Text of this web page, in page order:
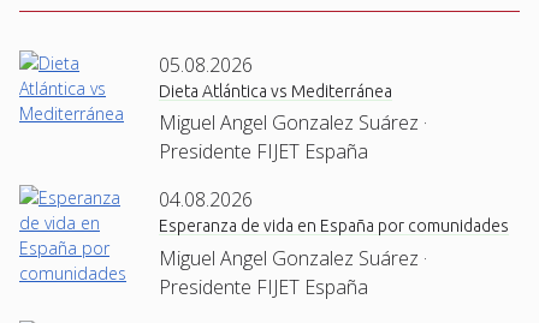
05.08.2026
Dieta Atlántica vs Mediterránea
Miguel Angel Gonzalez Suárez ·
Presidente FIJET España
04.08.2026
Esperanza de vida en España por comunidades
Miguel Angel Gonzalez Suárez ·
Presidente FIJET España